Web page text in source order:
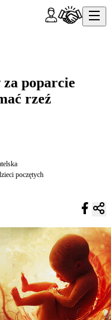
za poparcie
rzeź
poczętych